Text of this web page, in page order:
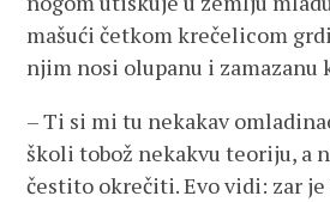
mašući četkom krečelicom
njim nosi olupanu i zamazanu
– Ti si mi tu nekakav
školi tobož nekakvu teoriju, a
čestito okrečiti. Evo vidi: zar